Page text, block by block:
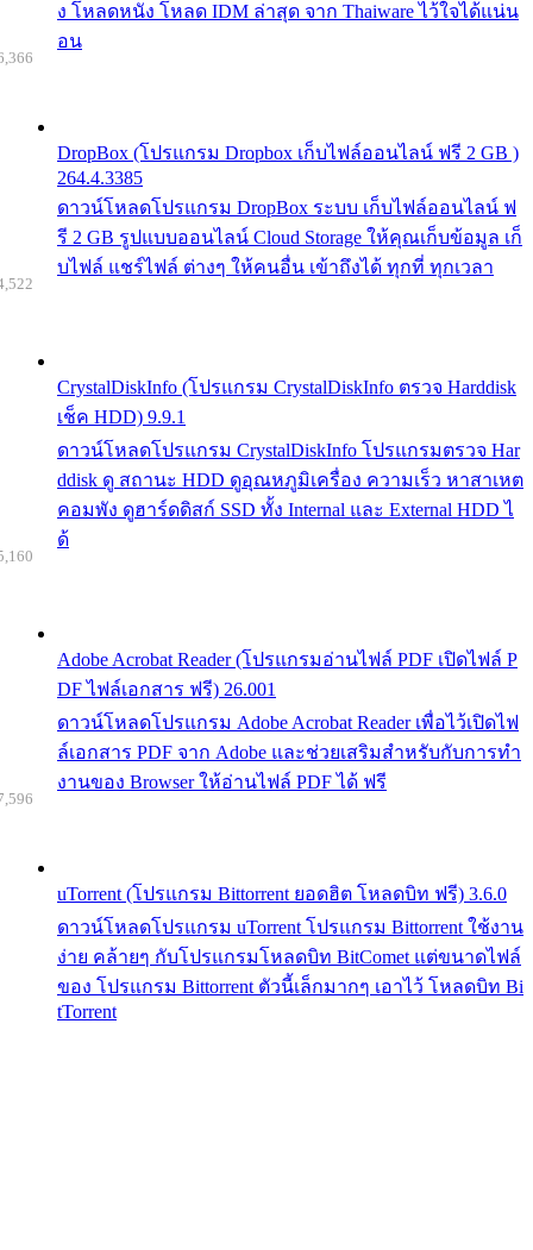
ง โหลดหนัง โหลด IDM ล่าสุด จาก Thaiware ไว้ใจได้แน่น
อน
DropBox (โปรแกรม Dropbox เก็บไฟล์ออนไลน์ ฟรี 2 GB )
264.4.3385
ดาวน์โหลดโปรแกรม DropBox ระบบ เก็บไฟล์ออนไลน์ ฟ
รี 2 GB รูปแบบออนไลน์ Cloud Storage ให้คุณเก็บข้อมูล เก็
บไฟล์ แชร์ไฟล์ ต่างๆ ให้คนอื่น เข้าถึงได้ ทุกที่ ทุกเวลา
CrystalDiskInfo (โปรแกรม CrystalDiskInfo ตรวจ Harddisk
เช็ค HDD) 9.9.1
ดาวน์โหลดโปรแกรม CrystalDiskInfo โปรแกรมตรวจ Har
ddisk ดู สถานะ HDD ดูอุณหภูมิเครื่อง ความเร็ว หาสาเหต
คอมพัง ดูฮาร์ดดิสก์ SSD ทั้ง Internal และ External HDD ไ
ด้
Adobe Acrobat Reader (โปรแกรมอ่านไฟล์ PDF เปิดไฟล์ P
DF ไฟล์เอกสาร ฟรี) 26.001
ดาวน์โหลดโปรแกรม Adobe Acrobat Reader เพื่อไว้เปิดไฟ
ล์เอกสาร PDF จาก Adobe และช่วยเสริมสำหรับกับการทำ
งานของ Browser ให้อ่านไฟล์ PDF ได้ ฟรี
uTorrent (โปรแกรม Bittorrent ยอดฮิต โหลดบิท ฟรี) 3.6.0
ดาวน์โหลดโปรแกรม uTorrent โปรแกรม Bittorrent ใช้งาน
ง่าย คล้ายๆ กับโปรแกรมโหลดบิท BitComet แต่ขนาดไฟล์
ของ โปรแกรม Bittorrent ตัวนี้เล็กมากๆ เอาไว้ โหลดบิท Bi
tTorrent